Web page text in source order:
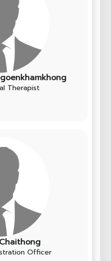
Therapist
Officer